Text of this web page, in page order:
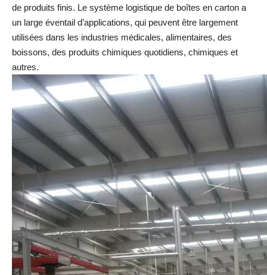
de produits finis. Le système logistique de boîtes en carton a
un large éventail d’applications, qui peuvent être largement
utilisées dans les industries médicales, alimentaires, des
boissons, des produits chimiques quotidiens, chimiques et
autres.